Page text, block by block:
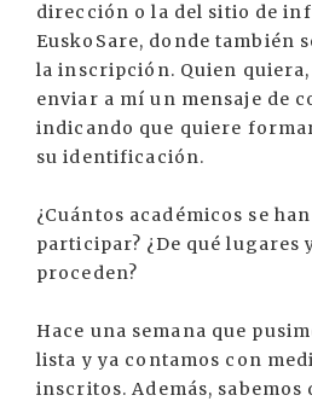
dirección o la del sitio de
EuskoSare, donde también
la inscripción. Quien
enviar a mí un mensaje de
indicando que quiere
su identificación.
¿Cuántos académicos se
participar? ¿De qué lugares
proceden?
Hace una semana que
lista y ya contamos con
inscritos. Además, sabemos